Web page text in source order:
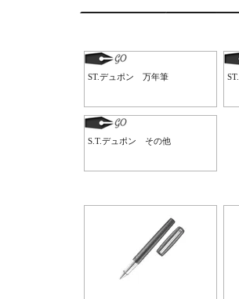
ST.デュポン 万年筆
S.T.デュポン その他